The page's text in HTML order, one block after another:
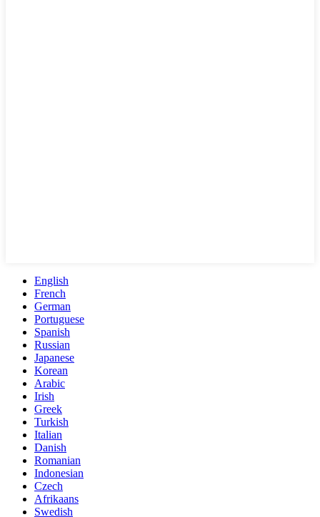
English
French
German
Portuguese
Spanish
Russian
Japanese
Korean
Arabic
Irish
Greek
Turkish
Italian
Danish
Romanian
Indonesian
Czech
Afrikaans
Swedish